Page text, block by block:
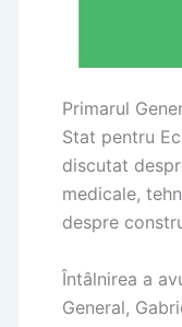
Primarul
Stat pentru
discutat
medicale,
despre
Întâlnirea a
General,